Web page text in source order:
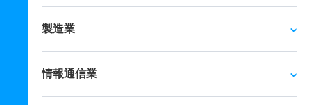
製造業
情報通信業